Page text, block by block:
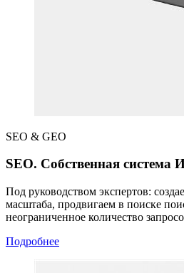
SEO & GEO
SEO. Собственная система
Под руководством экспертов:
масштаба, продвигаем в поиске
неограниченное количество
Подробнее